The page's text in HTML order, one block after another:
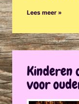
Lees meer »
Kinderen
voor